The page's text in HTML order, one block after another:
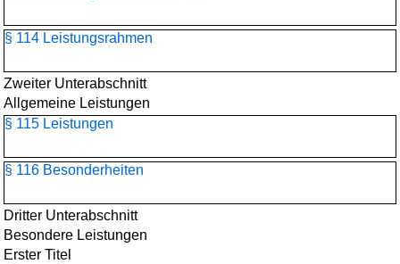
§ 114 Leistungsrahmen
Zweiter Unterabschnitt
Allgemeine Leistungen
§ 115 Leistungen
§ 116 Besonderheiten
Dritter Unterabschnitt
Besondere Leistungen
Erster Titel